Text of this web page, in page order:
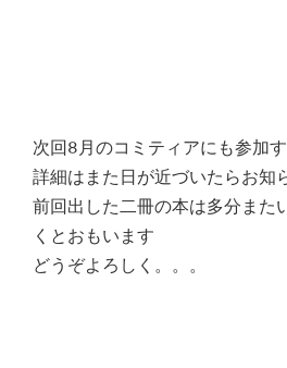
次回8月のコミティアにも参加
詳細はまた日が近づいたらお知
前回出した二冊の本は多分また
くとおもいます
どうぞよろしく。。。